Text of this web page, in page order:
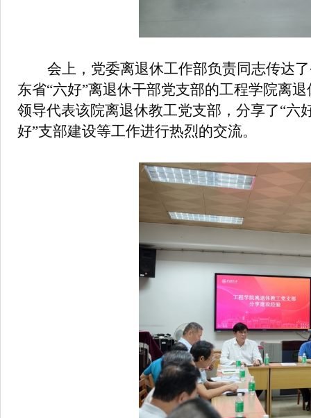
会上，党委离退休工作部负责同志传达
东省“六好”离退休干部党支部的工程学院离退
领导代表该院离退休教工党支部，分享了“六
好”支部建设等工作进行热烈的交流。